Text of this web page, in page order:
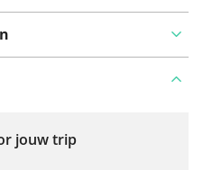
jouw trip